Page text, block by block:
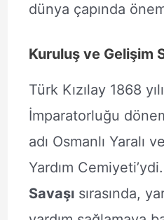
dünya çapında
Kuruluş ve Gelişim
Türk Kızılay 1868
İmparatorluğu
adı Osmanlı Yaralı
Yardım Cemiyeti’ydi.
Savaşısırasında,